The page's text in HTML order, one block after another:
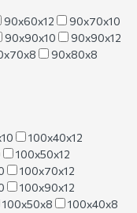
90х60х12
90х70х10
90х90х10
90х90х12
90х80х8
100х40х12
100х50х12
100х70х12
100х90х12
100х50х8
100х40х8